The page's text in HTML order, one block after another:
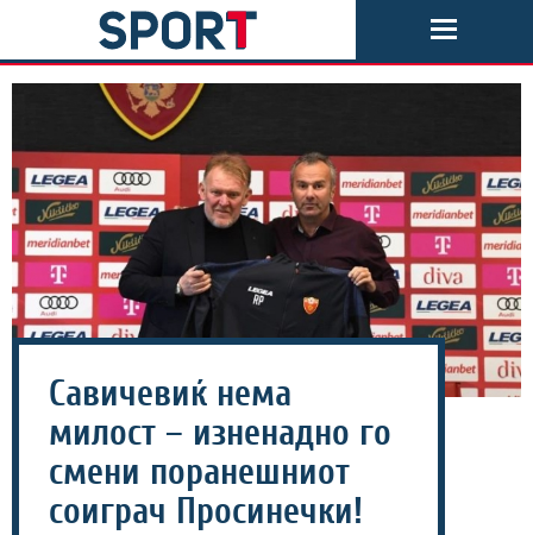
Савичевиќ нема
милост – изненадно го
смени поранешниот
соиграч Просинечки!